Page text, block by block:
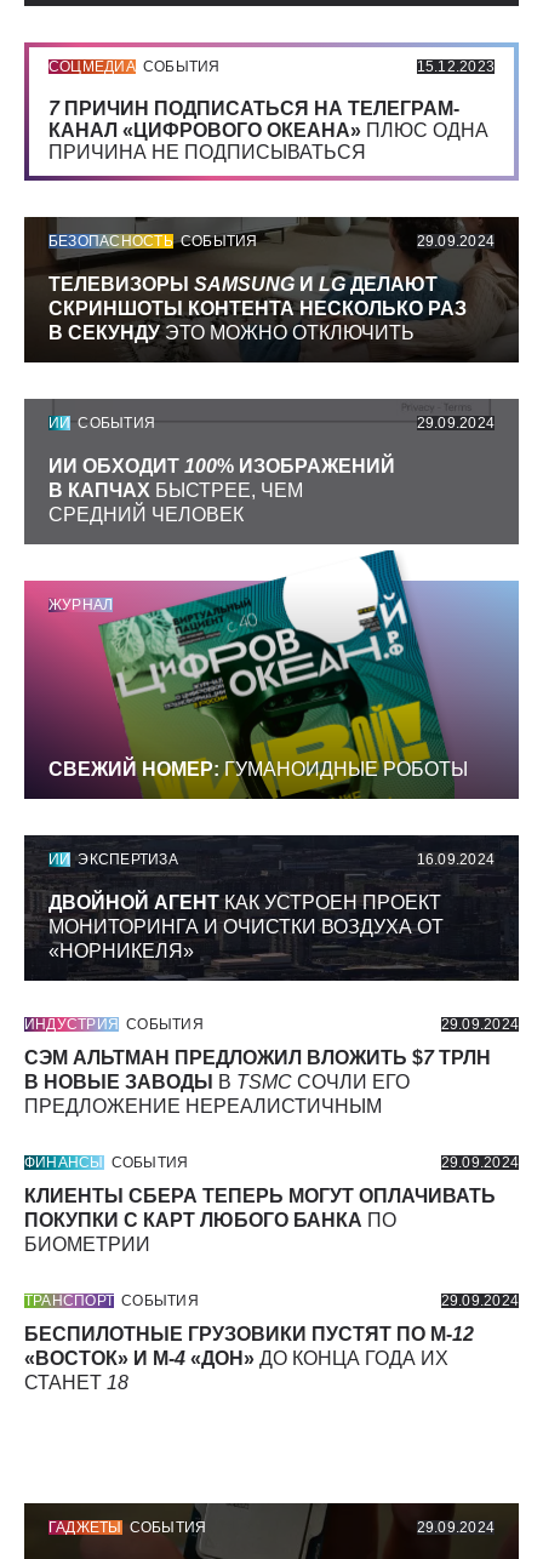
СОЦМЕДИА СОБЫТИЯ 15.12.2023
7 ПРИЧИН ПОДПИСАТЬСЯ НА ТЕЛЕГРАМ-
КАНАЛ «ЦИФРОВОГО ОКЕАНА» ПЛЮС ОДНА
ПРИЧИНА НЕ ПОДПИСЫВАТЬСЯ
БЕЗОПАСНОСТЬ СОБЫТИЯ 29.09.2024
ТЕЛЕВИЗОРЫ SAMSUNG И LGДЕЛАЮТ
СКРИНШОТЫ КОНТЕНТА НЕСКОЛЬКО РАЗ
В СЕКУНДУЭТО МОЖНО ОТКЛЮЧИТЬ
ИИ СОБЫТИЯ 29.09.2024
ИИ ОБХОДИТ 100% ИЗОБРАЖЕНИЙ
В КАПЧАХ БЫСТРЕЕ, ЧЕМ
СРЕДНИЙ ЧЕЛОВЕК
ЖУРНАЛ
СВЕЖИЙ НОМЕР: ГУМАНОИДНЫЕ РОБОТЫ
ИИ ЭКСПЕРТИЗА 16.09.2024
ДВОЙНОЙ АГЕНТКАК УСТРОЕН ПРОЕКТ
МОНИТОРИНГА И ОЧИСТКИ ВОЗДУХА ОТ
«НОРНИКЕЛЯ»
ИНДУСТРИЯ СОБЫТИЯ 29.09.2024
СЭМ АЛЬТМАН ПРЕДЛОЖИЛ ВЛОЖИТЬ $7ТРЛН
В НОВЫЕ ЗАВОДЫ
В TSMC СОЧЛИ ЕГО
ПРЕДЛОЖЕНИЕ НЕРЕАЛИСТИЧНЫМ
ФИНАНСЫ СОБЫТИЯ 29.09.2024
КЛИЕНТЫ СБЕРА ТЕПЕРЬ МОГУТ ОПЛАЧИВАТЬ
ПОКУПКИ С КАРТ ЛЮБОГО БАНКА ПО
БИОМЕТРИИ
ТРАНСПОРТ СОБЫТИЯ 29.09.2024
БЕСПИЛОТНЫЕ ГРУЗОВИКИ ПУСТЯТ ПО М-12
«ВОСТОК» И М-4 «ДОН» ДО КОНЦА ГОДА ИХ
СТАНЕТ 18
ГАДЖЕТЫ СОБЫТИЯ 29.09.2024